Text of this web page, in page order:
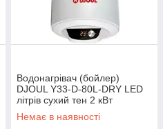
Водонагрівач (бойлер)
DJOUL Y33-D-80L-DRY LED
літрів сухий тен 2 кВт
Немає в наявності